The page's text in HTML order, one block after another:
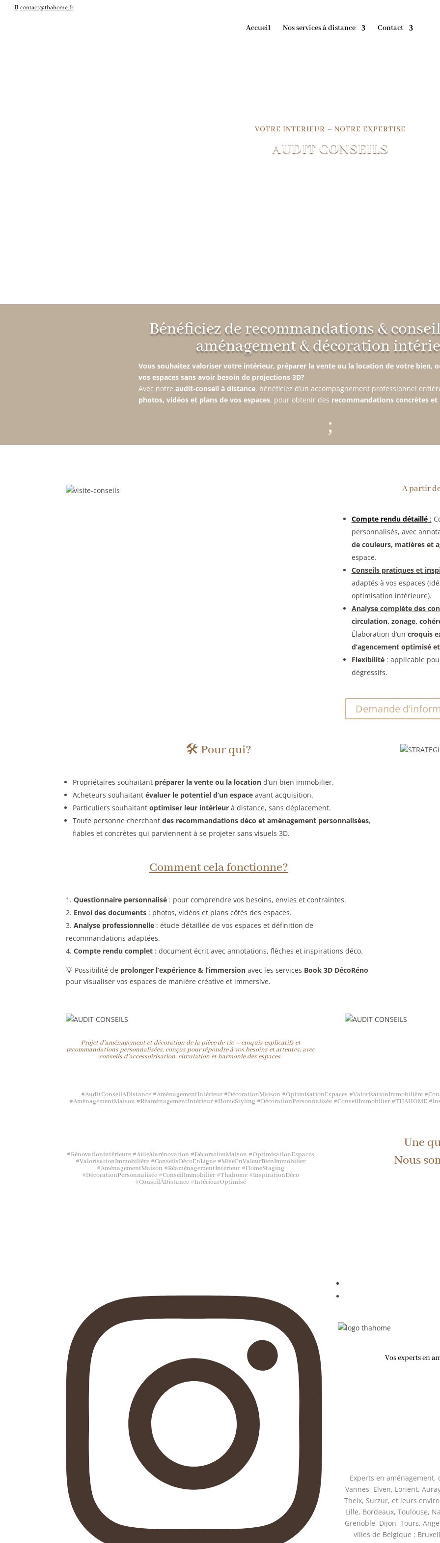
contact@thahome.fr
Accueil Nos services à distance Contact
VOTRE INTERIEUR – NOTRE EXPERTISE
AUDIT CONSEILS
Bénéficiez de recommandations &
aménagement & décoration
Vous souhaitez valoriser votre intérieur, préparer la vente ou la location de votre bien,
vos espaces sans avoir besoin de projections 3D?
Avec notre audit-conseil à distance, bénéficiez d’un accompagnement professionnel
photos, vidéos et plans de vos espaces, pour obtenir des recommandations concrètes et
;
A partir
Compte rendu détaillé:
personnalisés, avec
de couleurs, matières et
espace.
Conseils pratiques et
adaptés à vos espaces
optimisation intérieure).
Analyse complète des
circulation, zonage,
Élaboration d’un croquis
d’agencement optimisé
Flexibilité: applicable
dégressifs.
Demande
🛠 Pour qui?
Propriétaires souhaitant préparer la vente ou la location d’un bien immobilier.
Acheteurs souhaitantévaluer le potentiel d’un espace avant acquisition.
Particuliers souhaitantoptimiser leur intérieur à distance, sans déplacement.
Toute personne cherchantdes recommandations déco et aménagement personnalisées,
fiables et concrètes qui parviennent à se projeter sans visuels 3D.
Comment cela fonctionne?
Questionnaire personnalisé : pour comprendre vos besoins, envies et contraintes.
Envoi des documents : photos, vidéos et plans côtés des espaces.
Analyse professionnelle : étude détaillée de vos espaces et définition de
recommandations adaptées.
Compte rendu complet : document écrit avec annotations, flèches et inspirations déco.
💡 Possibilité de prolonger l’expérience & l’immersion avec les services Book 3D DécoRéno
pour visualiser vos espaces de manière créative et immersive.
Projet d’aménagement et décoration de la pièce de vie – croquis explicatifs et
recommandations personnalisées, conçus pour répondre à vos besoins et attentes, avec
conseils d’accessoirisation, circulation et harmonie des espaces.
#AuditConseilADistance #AménagementIntérieur #DécorationMaison #OptimisationEspaces #ValorisationImmobilière
#AménagementMaison #RéaménagementIntérieur #HomeStyling #DécorationPersonnalisée #ConseilImmobilier #THAHOME
#Rénovationintérieure #Aideàlarénovation #DécorationMaison #OptimisationEspaces
#ValorisationImmobilière #ConseilsDécoEnLigne #MiseEnValeurBienImmobilier
#AménagementMaison #RéaménagementIntérieur #HomeStaging
#DécorationPersonnalisée #ConseilImmobilier #Thahome #InspirationDéco
#ConseilÀDistance #IntérieurOptimisé
Une
Nous
Vos experts en
Experts en
Vannes, Elven, Lorient,
Theix, Surzur, et leurs
Lille, Bordeaux, Toulouse,
Grenoble, Dijon, Tours,
villes de Belgique :